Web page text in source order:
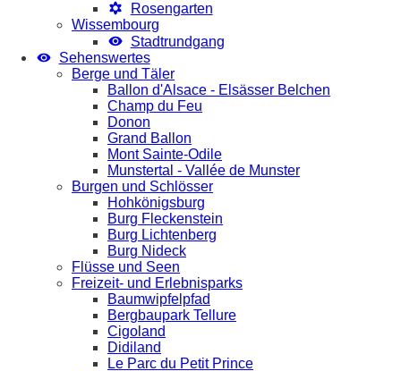
Rosengarten
Wissembourg
Stadtrundgang
Sehenswertes
Berge und Täler
Ballon d'Alsace - Elsässer Belchen
Champ du Feu
Donon
Grand Ballon
Mont Sainte-Odile
Munstertal - Vallée de Munster
Burgen und Schlösser
Hohkönigsburg
Burg Fleckenstein
Burg Lichtenberg
Burg Nideck
Flüsse und Seen
Freizeit- und Erlebnisparks
Baumwipfelpfad
Bergbaupark Tellure
Cigoland
Didiland
Le Parc du Petit Prince